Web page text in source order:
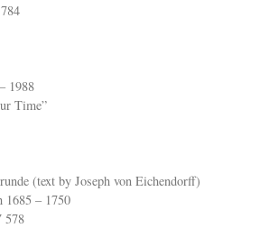
1988
Time”
(text by Joseph von Eichendorff)
1685 – 1750
578